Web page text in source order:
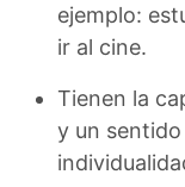
ejemplo:
ir al cine.
Tienen la
y un